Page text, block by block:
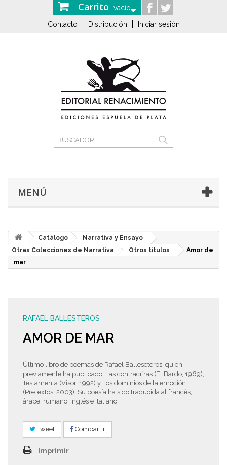
Carrito vacío
Contacto Distribución Iniciar sesión
MENÚ
Catálogo
Narrativa y Ensayo
Otras Colecciones de Narrativa
Otros títulos
Amor de
mar
RAFAEL BALLESTEROS
AMOR DE MAR
Último libro de poemas de Rafael Balleseteros, quien
previamente ha publicado: Las contracifras (El Bardo, 1969),
Testamenta (Visor, 1992) y Los dominios de la emoción
(PreTextos, 2003). Su poesía ha sido traducida al francés,
árabe, rumano, inglés e italiano
Tweet Compartir
Imprimir